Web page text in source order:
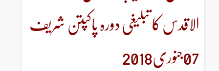
الاقدس کا تبلیغی دورہ پاکپتن شریف
07جنوری2018